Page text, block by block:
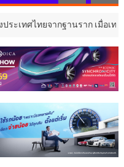
ากฐานราก เมื่อเทคโนโลยีที่เห